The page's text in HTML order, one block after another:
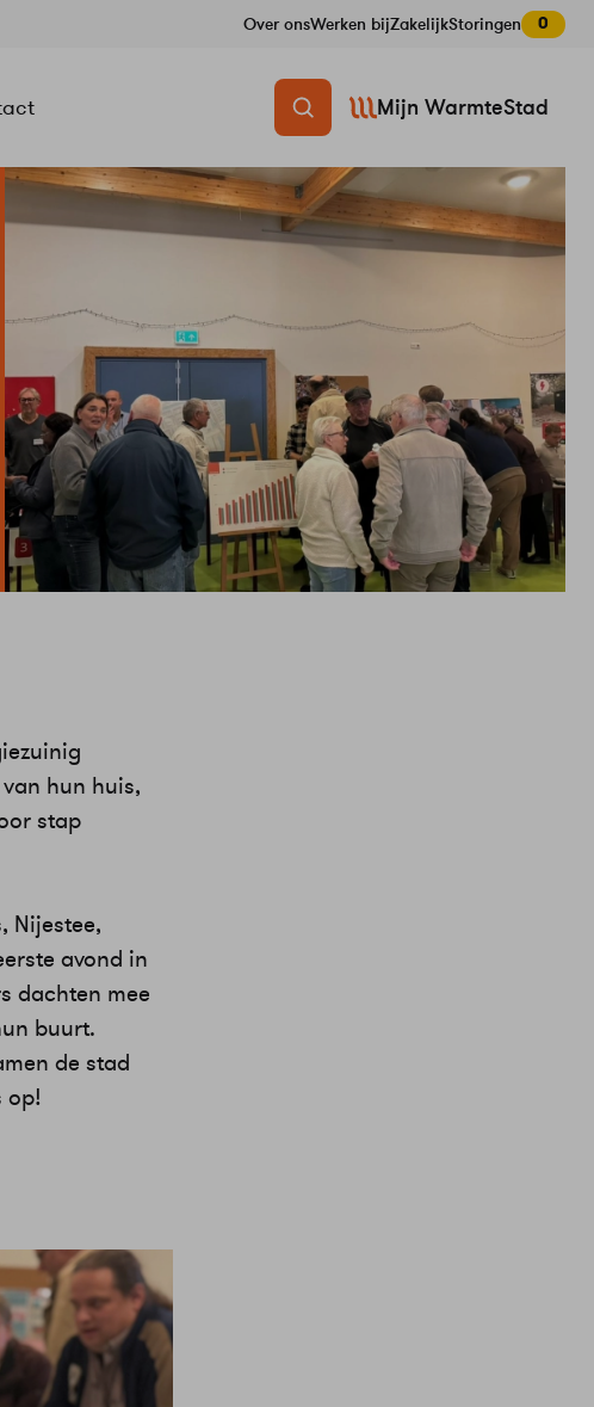
Over onsWerken bijZakelijkStoringen 0
Mijn WarmteStad
hun huis,
stap
Nijestee,
avond in
dachten mee
buurt.
de stad
op!